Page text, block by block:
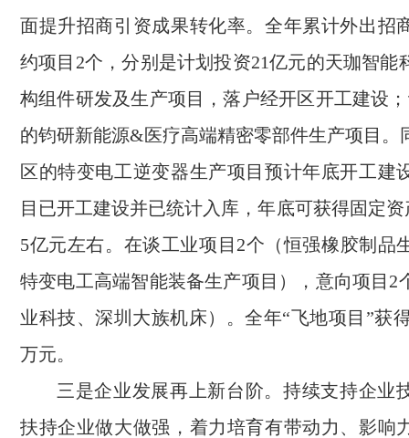
面提升招商引资成果转化率。全年累计外出招
约项目2个，分别是计划投资21亿元的天珈智能
构组件研发及生产项目，落户经开区开工建设
的钧研新能源&医疗高端精密零部件生产项目。
区的特变电工逆变器生产项目预计年底开工建
目已开工建设并已统计入库，年底可获得固定
5亿元左右。在谈工业项目2个（恒强橡胶制品
特变电工高端智能装备生产项目），意向项目2
业科技、深圳大族机床）。全年“飞地项目”获
万元。
三是企业发展再上新台阶。持续支持企业
扶持企业做大做强，着力培育有带动力、影响